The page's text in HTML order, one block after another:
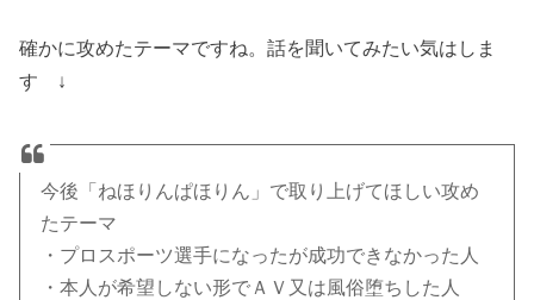
確かに攻めたテーマですね。話を聞いてみたい気はしま
す ↓
今後「ねほりんぱほりん」で取り上げてほしい攻め
たテーマ
・プロスポーツ選手になったが成功できなかった人
・本人が希望しない形でＡＶ又は風俗堕ちした人